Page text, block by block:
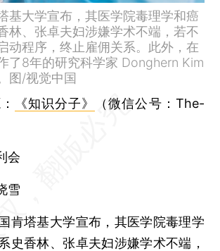
基大学宣布，其医学院毒理学和癌
林、张卓夫妇涉嫌学术不端，若不
动程序，终止雇佣关系。此外，在
了8年的研究科学家 Donghern Kim
图/视觉中国
《知识分子》
（微信公号：The-
会
雪
塔基大学宣布，其医学院毒理学
史香林、张卓夫妇涉嫌学术不端，